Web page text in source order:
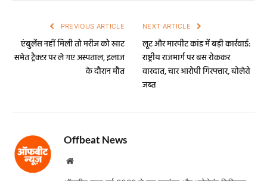
PREVIOUS ARTICLE
एंबुलेंस नहीं मिली तो मरीज को खाट
समेत ट्रैक्टर पर ले गए अस्पताल, इलाज
के दौरान मौत
NEXT ARTICLE
लूट और मारपीट कांड में बड़ी कार्रवाई:
राष्ट्रीय राजमार्ग पर बस रोककर
वारदात, चार आरोपी गिरफ्तार, बोलेरो
जब्त
Offbeat News
Website